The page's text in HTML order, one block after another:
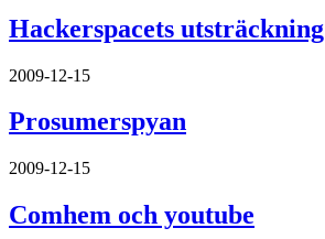
Hackerspacets utsträckning
2009-12-15
Prosumerspyan
2009-12-15
Comhem och youtube